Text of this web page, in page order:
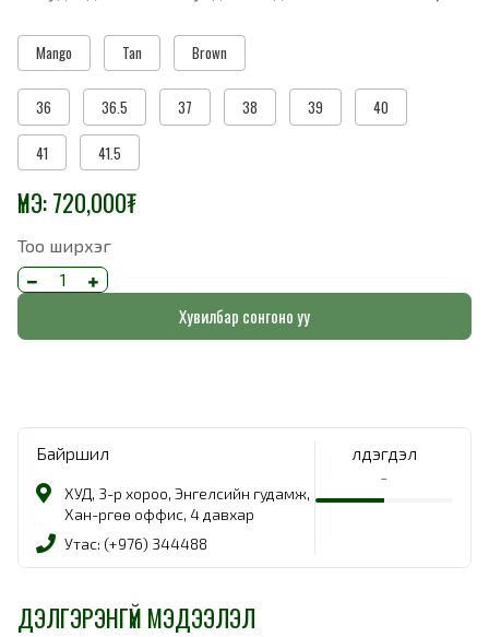
Mango Tan Brown
36 36.5 37 38 39 40
41 41.5
ҮНЭ:720,000₮
Тоо ширхэг
Хувилбар сонгоно уу
Байршил
ХУД, 3-р хороо, Энгелсийн гудамж,
Хан-Өргөө оффис, 4 давхар
Утас: (+976) 344488
Үлдэгдэл
-
ДЭЛГЭРЭНГҮЙ МЭДЭЭЛЭЛ